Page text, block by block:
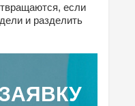
если
и разделить